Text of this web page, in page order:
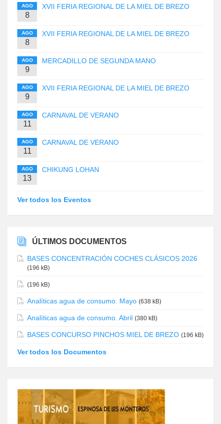
AGO
8
XVII FERIA REGIONAL DE LA MIEL DE BREZO
AGO
8
XVII FERIA REGIONAL DE LA MIEL DE BREZO
AGO
9
MERCADILLO DE SEGUNDA MANO
AGO
9
XVII FERIA REGIONAL DE LA MIEL DE BREZO
AGO
11
CARNAVAL DE VERANO
AGO
11
CARNAVAL DE VERANO
AGO
13
CHIKUNG LOHAN
Ver todos los Eventos
ÚLTIMOS DOCUMENTOS
BASES CONCENTRACIÓN COCHES CLÁSICOS 2026
(196 kB)
(196 kB)
Analíticas agua de consumo. Mayo (638 kB)
Analíticas agua de consumo. Abril (380 kB)
BASES CONCURSO PINCHOS MIEL DE BREZO (196 kB)
Ver todos los Documentos